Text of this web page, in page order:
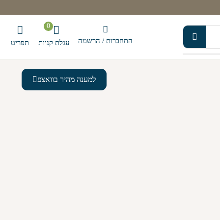
התחברות / הרשמה
0
עגלת קניות תפריט
למענה מהיר בוואצפ